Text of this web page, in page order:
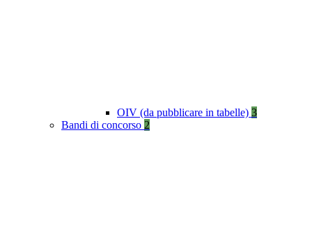
OIV (da pubblicare in tabelle) 3
Bandi di concorso 2